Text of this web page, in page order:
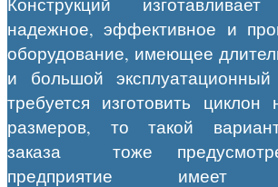
надежное, эффективное и
оборудование, имеющее
и большой
требуется изготовить циклон
размеров, то такой
заказа тоже
предприятие имеет